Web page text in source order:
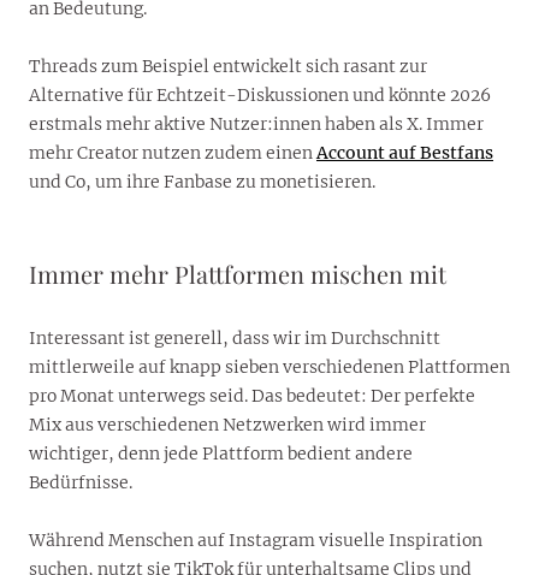
an Bedeutung.
Threads zum Beispiel entwickelt sich rasant zur
Alternative für Echtzeit-Diskussionen und könnte 2026
erstmals mehr aktive Nutzer:innen haben als X. Immer
mehr Creator nutzen zudem einenAccount auf Bestfans
und Co, um ihre Fanbase zu monetisieren.
Immer mehr Plattformen mischen mit
Interessant ist generell, dass wir im Durchschnitt
mittlerweile auf knapp sieben verschiedenen Plattformen
pro Monat unterwegs seid. Das bedeutet: Der perfekte
Mix aus verschiedenen Netzwerken wird immer
wichtiger, denn jede Plattform bedient andere
Bedürfnisse.
Während Menschen auf Instagram visuelle Inspiration
suchen, nutzt sie TikTok für unterhaltsame Clips und